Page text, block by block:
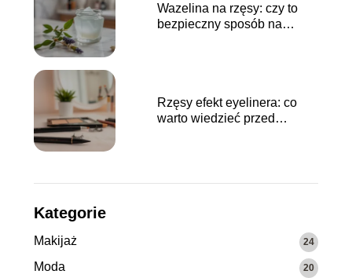
Wazelina na rzęsy: czy to
bezpieczny sposób na
Rzęsy efekt eyelinera: co
warto wiedzieć przed
Kategorie
Makijaż 24
Moda 20